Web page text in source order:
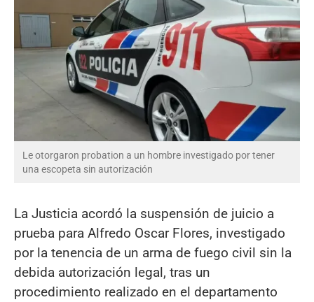
Le otorgaron probation a un hombre investigado por tener
una escopeta sin autorización
La Justicia acordó la suspensión de juicio a
prueba para Alfredo Oscar Flores, investigado
por la tenencia de un arma de fuego civil sin la
debida autorización legal, tras un
procedimiento realizado en el departamento